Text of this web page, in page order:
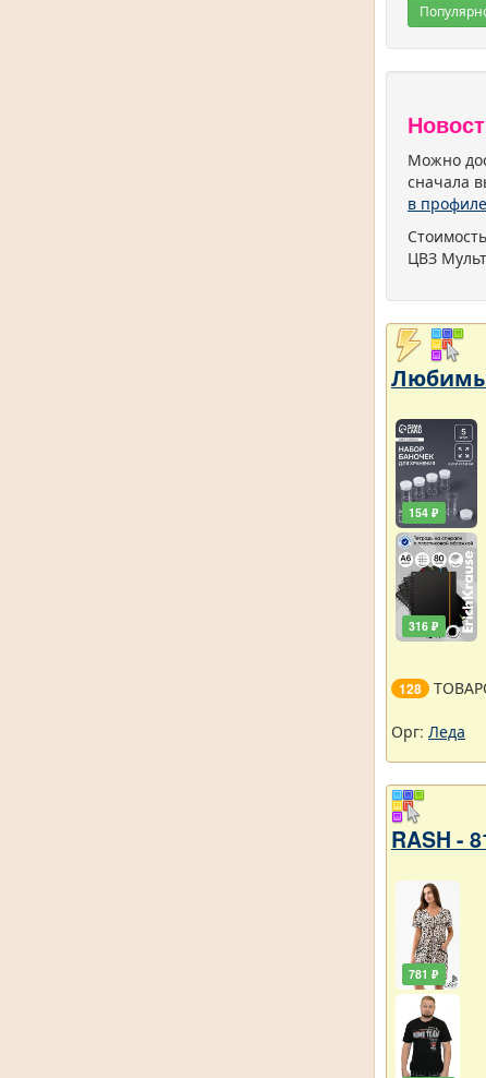
Можно
сначала
в профиле
ЦВЗ
154 ₽
316 ₽
128
Орг: Леда
RASH -
781 ₽